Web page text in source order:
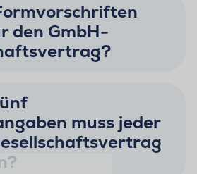
den GmbH-
muss jeder